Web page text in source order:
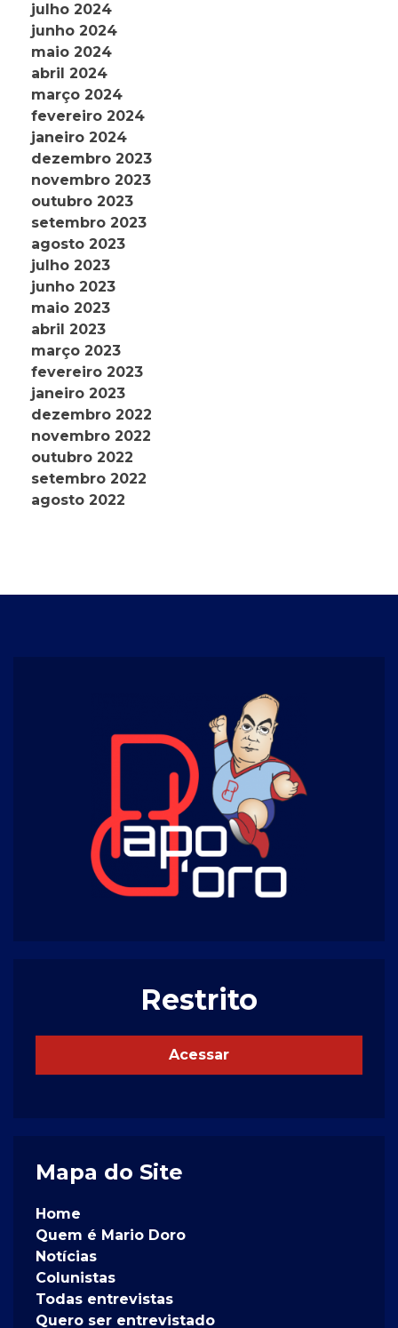
julho 2024
junho 2024
maio 2024
abril 2024
março 2024
fevereiro 2024
janeiro 2024
dezembro 2023
novembro 2023
outubro 2023
setembro 2023
agosto 2023
julho 2023
junho 2023
maio 2023
abril 2023
março 2023
fevereiro 2023
janeiro 2023
dezembro 2022
novembro 2022
outubro 2022
setembro 2022
agosto 2022
Restrito
Acessar
Mapa do Site
Home
Quem é Mario Doro
Notícias
Colunistas
Todas entrevistas
Quero ser entrevistado